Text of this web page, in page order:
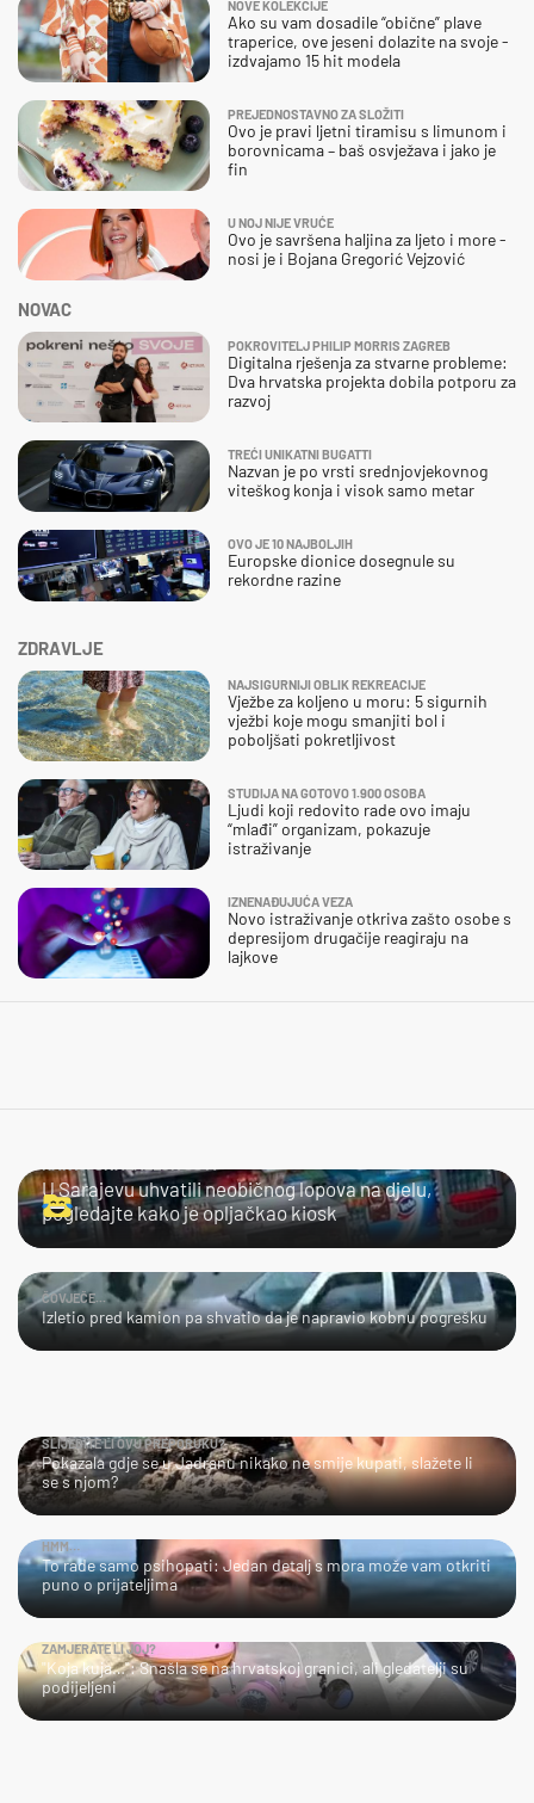
ZDRAVLJE
NAJSIGURNIJI OBLIK REKREACIJE
Vježbe za koljeno u moru: 5 sigurnih
vježbi koje mogu smanjiti bol i
poboljšati pokretljivost
STUDIJA NA GOTOVO 1.900 OSOBA
Ljudi koji redovito rade ovo imaju
“mlađi” organizam, pokazuje
istraživanje
IZNENAĐUJUĆA VEZA
Novo istraživanje otkriva zašto osobe s
depresijom drugačije reagiraju na
lajkove
NOVAC
POKROVITELJ PHILIP MORRIS ZAGREB
Digitalna rješenja za stvarne probleme:
Dva hrvatska projekta dobila potporu za
razvoj
TREĆI UNIKATNI BUGATTI
Nazvan je po vrsti srednjovjekovnog
viteškog konja i visok samo metar
OVO JE 10 NAJBOLJIH
Europske dionice dosegnule su
rekordne razine
NOVE KOLEKCIJE
Ako su vam dosadile “obične” plave
traperice, ove jeseni dolazite na svoje -
izdvajamo 15 hit modela
PREJEDNOSTAVNO ZA SLOŽITI
Ovo je pravi ljetni tiramisu s limunom i
borovnicama – baš osvježava i jako je
fin
U NOJ NIJE VRUĆE
Ovo je savršena haljina za ljeto i more -
nosi je i Bojana Gregorić Vejzović
U Sarajevu uhvatili neobičnog lopova na djelu,
pogledajte kako je opljačkao kiosk
ČOVJEČE...
Izletio pred kamion pa shvatio da je napravio kobnu pogrešku
SLIJEDITE LI OVU PREPORUKU?
Pokazala gdje se u Jadranu nikako ne smije kupati, slažete li
se s njom?
HMM…
To rade samo psihopati: Jedan detalj s mora može vam otkriti
puno o prijateljima
ZAMJERATE LI JOJ?
"Koja kuja…": Snašla se na hrvatskoj granici, ali gledatelji su
podijeljeni